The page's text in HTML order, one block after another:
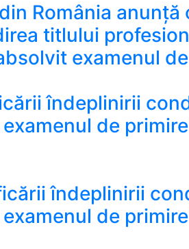
România
titlului
examenul
îndeplinirii
de
îndeplinirii
de